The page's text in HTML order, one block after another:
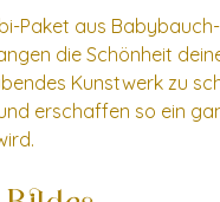
Paket aus
die Schönheit
Kunstwerk zu
erschaffen so ein